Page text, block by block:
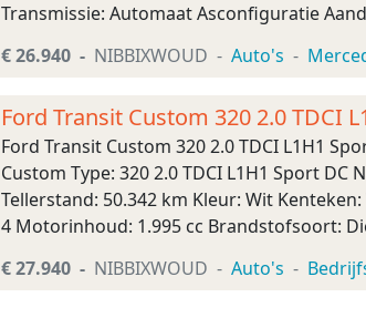
Transmissie: Automaat Asconfiguratie
€ 26.940 NIBBIXWOUD Auto's
Ford Transit Custom 320 2.0 TDCI
Ford Transit Custom 320 2.0 TDCI L1H1
Custom Type: 320 2.0 TDCI L1H1 Sport
Tellerstand: 50.342 km Kleur: Wit
4 Motorinhoud: 1.995 cc Brandstofsoort:
€ 27.940 NIBBIXWOUD Auto's